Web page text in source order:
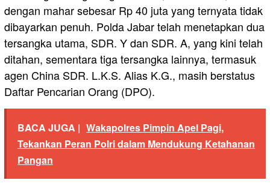
dengan mahar sebesar Rp 40 juta yang ternyata tidak
dibayarkan penuh. Polda Jabar telah menetapkan dua
tersangka utama, SDR. Y dan SDR. A, yang kini telah
ditahan, sementara tiga tersangka lainnya, termasuk
agen China SDR. L.K.S. Alias K.G., masih berstatus
Daftar Pencarian Orang (DPO).
BACA JUGA | Wakapolres Pimpin Apel Pagi,
Tekankan Peran Polri dalam Mendukung Ketahanan
Pangan